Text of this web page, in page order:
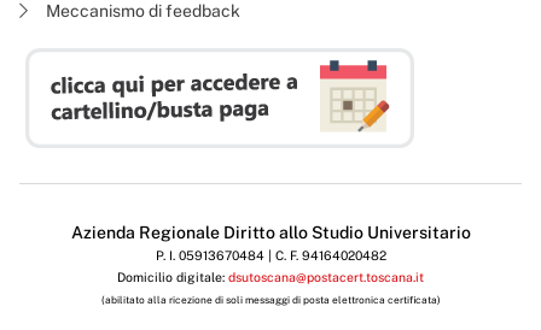
Meccanismo di feedback
Azienda Regionale Diritto allo Studio Universitario
P. I. 05913670484 | C. F. 94164020482
Domicilio digitale: dsutoscana@postacert.toscana.it
(abilitato alla ricezione di soli messaggi di posta elettronica certificata)